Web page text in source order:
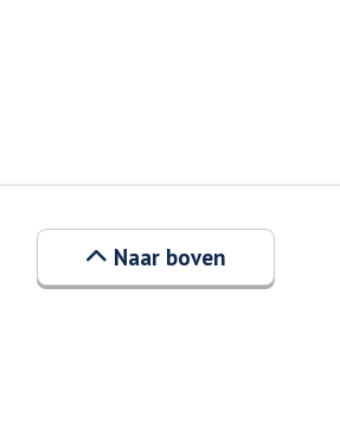
Naar boven